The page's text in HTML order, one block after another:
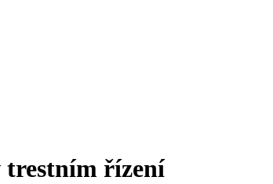
trestním řízení